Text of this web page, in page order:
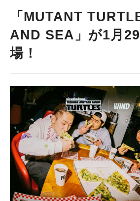
「MUTANT
AND SEA」が1⽉
場！